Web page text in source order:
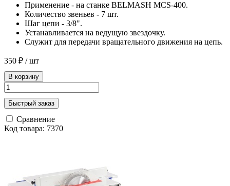
Применение - на станке BELMASH MCS-400.
Количество звеньев - 7 шт.
Шаг цепи - 3/8".
Устанавливается на ведущую звездочку.
Служит для передачи вращательного движения на цепь.
350 ₽ / шт
В корзину
Быстрый заказ
Сравнение
Код товара: 7370